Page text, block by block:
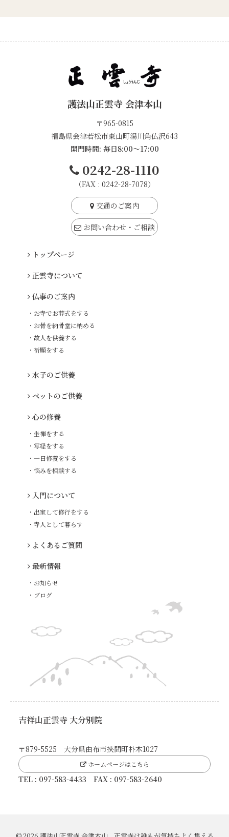
護法山正雲寺 会津本山
〒965-0815
福島県会津若松市東山町湯川角仏沢643
開門時間: 毎日8:00～17:00
0242-28-1110
（FAX : 0242-28-7078）
交通のご案内
お問い合わせ・ご相談
トップページ
正雲寺について
仏事のご案内
・お寺でお葬式をする
・お骨を納骨堂に納める
・故人を供養する
・祈願をする
水子のご供養
ペットのご供養
心の修養
・坐禅をする
・写経をする
・一日修養をする
・悩みを相談する
入門について
・出家して修行をする
・寺人として暮らす
よくあるご質問
最新情報
・お知らせ
・ブログ
吉祥山正雲寺 大分別院
〒879-5525 大分県由布市挾間町朴木1027
ホームページはこちら
TEL : 097-583-4433 FAX : 097-583-2640